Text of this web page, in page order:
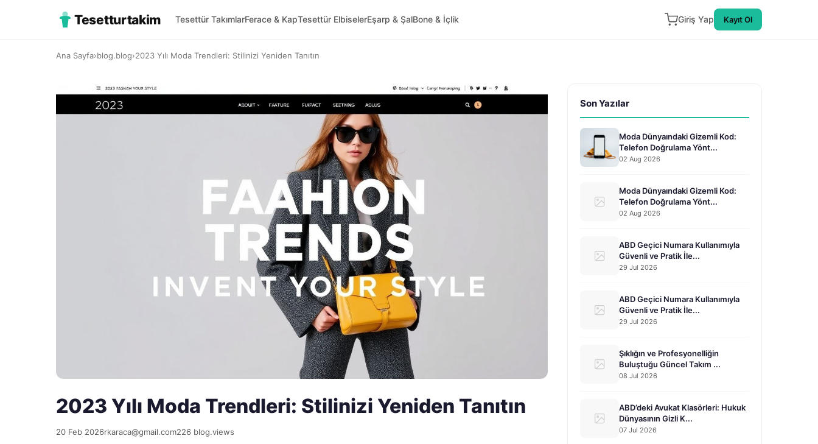
Tesetturtakim Tesettür TakımlarFerace & KapTesettür ElbiselerEşarp & ŞalBone & İçlik Giriş Yap Kayıt Ol
Ana Sayfa›blog.blog›2023 Yılı Moda Trendleri: Stilinizi Yeniden Tanıtın
2023 Yılı Moda Trendleri: Stilinizi Yeniden Tanıtın
20 Feb 2026rkaraca@gmail.com226 blog.views
Son Yazılar
Moda Dünyaındaki Gizemli Kod:
Telefon Doğrulama Yönt...
02 Aug 2026
Moda Dünyaındaki Gizemli Kod:
Telefon Doğrulama Yönt...
02 Aug 2026
ABD Geçici Numara Kullanımıyla
Güvenli ve Pratik İle...
29 Jul 2026
ABD Geçici Numara Kullanımıyla
Güvenli ve Pratik İle...
29 Jul 2026
Şıklığın ve Profesyonelliğin
Buluştuğu Güncel Takım ...
08 Jul 2026
ABD’deki Avukat Klasörleri: Hukuk
Dünyasının Gizli K...
07 Jul 2026